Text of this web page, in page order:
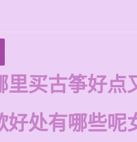
里买古筝好点
好处有哪些呢